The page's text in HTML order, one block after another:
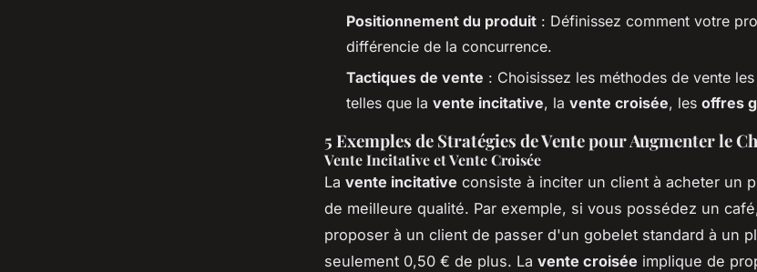
Positionnement du produit : Définissez comment votre
différencie de la concurrence.
Tactiques de vente : Choisissez les méthodes de vente
telles que la vente incitative, la vente croisée, les offres
5 Exemples de Stratégies de Vente pour Augmenter le
Vente Incitative et Vente Croisée
La vente incitative consiste à inciter un client à acheter un
de meilleure qualité. Par exemple, si vous possédez un
proposer à un client de passer d'un gobelet standard à un
seulement 0,50 € de plus. La vente croisée implique de